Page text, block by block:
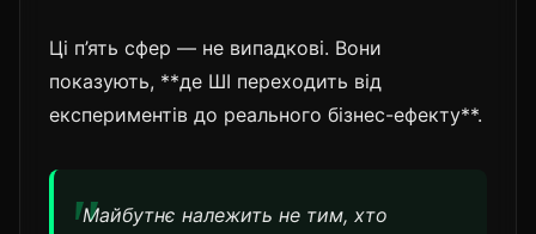
Ці п’ять сфер — не випадкові. Вони
показують, **де ШІ переходить від
експериментів до реального бізнес-ефекту**.
Майбутнє належить не тим, хто